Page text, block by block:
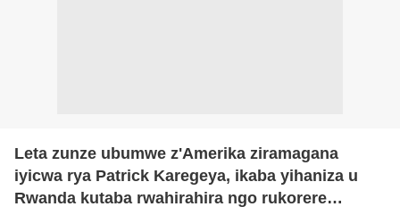
Leta zunze ubumwe z'Amerika ziramagana
iyicwa rya Patrick Karegeya, ikaba yihaniza u
Rwanda kutaba rwahirahira ngo rukorere